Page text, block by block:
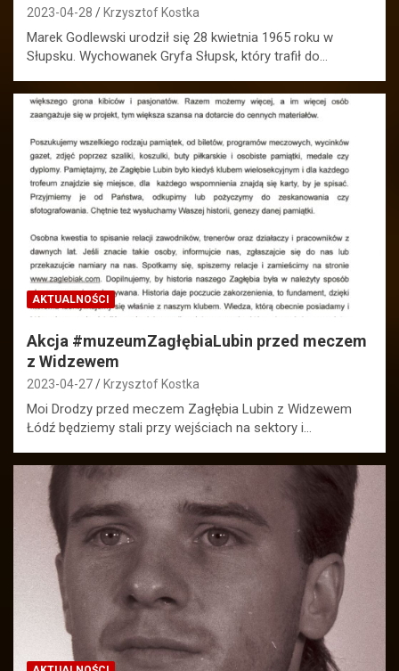
2023-04-28 Krzysztof Kostka
Marek Godlewski urodził się 28 kwietnia 1965 roku w
Słupsku. Wychowanek Gryfa Słupsk, który trafił do…
AKTUALNOŚCI
Akcja #muzeumZagłębiaLubin przed meczem
z Widzewem
2023-04-27 Krzysztof Kostka
Moi Drodzy przed meczem Zagłębia Lubin z Widzewem
Łódź będziemy stali przy wejściach na sektory i…